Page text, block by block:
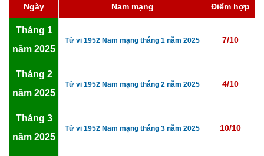
Ngày Nam mạng Điểm hợp
Tháng 1
năm 2025
Tử vi 1952 Nam mạng tháng 1 năm 2025 7/10
Tháng 2
năm 2025
Tử vi 1952 Nam mạng tháng 2 năm 2025 4/10
Tháng 3
năm 2025
Tử vi 1952 Nam mạng tháng 3 năm 2025 10/10